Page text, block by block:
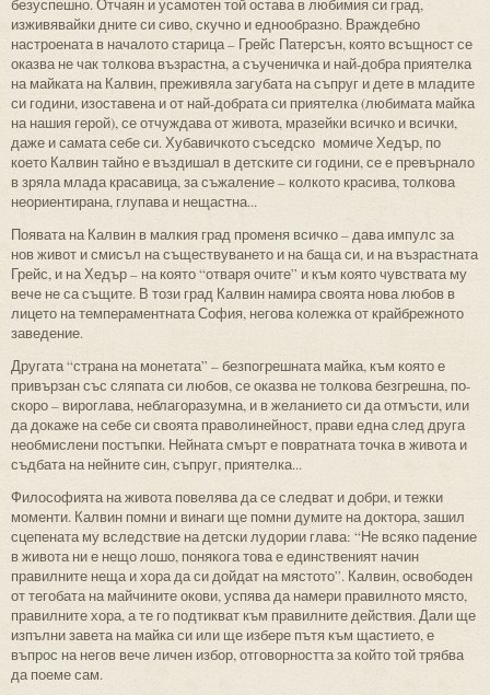
безуспешно. Отчаян и усамотен той остава в любимия си град,
изживявайки дните си сиво, скучно и еднообразно. Враждебно
настроената в началото старица – Грейс Патерсън, която всъщност се
оказва не чак толкова възрастна, а съученичка и най-добра приятелка
на майката на Калвин, преживяла загубата на съпруг и дете в младите
си години, изоставена и от най-добрата си приятелка (любимата майка
на нашия герой), се отчуждава от живота, мразейки всичко и всички,
даже и самата себе си. Хубавичкото съседско момиче Хедър, по
което Калвин тайно е въздишал в детските си години, се е превърнало
в зряла млада красавица, за съжаление – колкото красива, толкова
неориентирана, глупава и нещастна...
Появата на Калвин в малкия град променя всичко – дава импулс за
нов живот и смисъл на съществуването и на баща си, и на възрастната
Грейс, и на Хедър – на която “отваря очите” и към която чувствата му
вече не са същите. В този град Калвин намира своята нова любов в
лицето на темпераментната София, негова колежка от крайбрежното
заведение.
Другата “страна на монетата” – безпогрешната майка, към която е
привързан със сляпата си любов, се оказва не толкова безгрешна, по-
скоро – вироглава, неблагоразумна, и в желанието си да отмъсти, или
да докаже на себе си своята праволинейност, прави една след друга
необмислени постъпки. Нейната смърт е повратната точка в живота и
съдбата на нейните син, съпруг, приятелка...
Философията на живота повелява да се следват и добри, и тежки
моменти. Калвин помни и винаги ще помни думите на доктора, зашил
сцепената му вследствие на детски лудории глава: “Не всяко падение
в живота ни е нещо лошо, понякога това е единственият начин
правилните неща и хора да си дойдат на мястото”. Калвин, освободен
от тегобата на майчините окови, успява да намери правилното място,
правилните хора, а те го подтикват към правилните действия. Дали ще
изпълни завета на майка си или ще избере пътя към щастието, е
въпрос на негов вече личен избор, отговорността за който той трябва
да поеме сам.